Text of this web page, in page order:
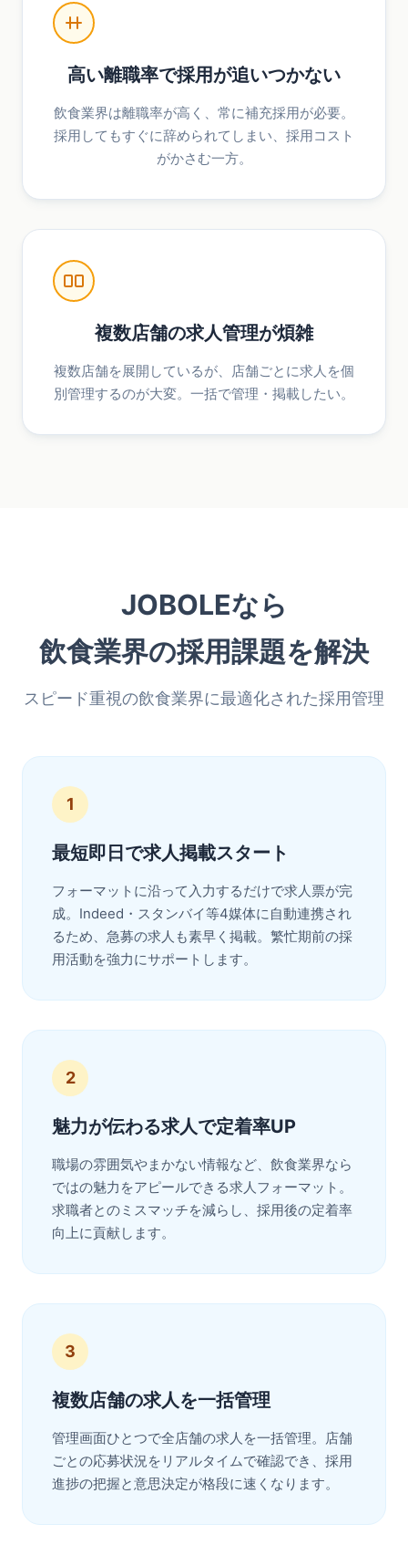
高い離職率で採用が追いつかない
飲食業界は離職率が高く、常に補充採用が必要。
採用してもすぐに辞められてしまい、採用コスト
がかさむ一方。
複数店舗の求人管理が煩雑
複数店舗を展開しているが、店舗ごとに求人を個
別管理するのが大変。一括で管理・掲載したい。
JOBOLEなら
飲食業界の採用課題を解決
スピード重視の飲食業界に最適化された採用管理
1
最短即日で求人掲載スタート
フォーマットに沿って入力するだけで求人票が完
成。Indeed・スタンバイ等4媒体に自動連携され
るため、急募の求人も素早く掲載。繁忙期前の採
用活動を強力にサポートします。
2
魅力が伝わる求人で定着率UP
職場の雰囲気やまかない情報など、飲食業界なら
ではの魅力をアピールできる求人フォーマット。
求職者とのミスマッチを減らし、採用後の定着率
向上に貢献します。
3
複数店舗の求人を一括管理
管理画面ひとつで全店舗の求人を一括管理。店舗
ごとの応募状況をリアルタイムで確認でき、採用
進捗の把握と意思決定が格段に速くなります。